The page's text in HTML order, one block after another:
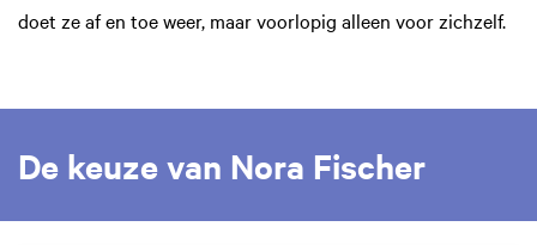
doet ze af en toe weer, maar voorlopig alleen voor zichzelf.
De keuze van Nora Fischer